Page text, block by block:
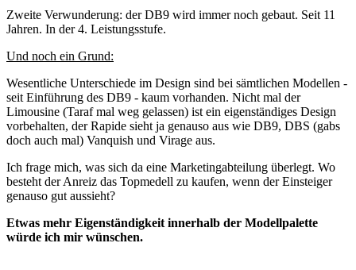
Zweite Verwunderung: der DB9 wird immer noch gebaut. Seit 11
Jahren. In der 4. Leistungsstufe.
Und noch ein Grund:
Wesentliche Unterschiede im Design sind bei sämtlichen Modellen -
seit Einführung des DB9 - kaum vorhanden. Nicht mal der
Limousine (Taraf mal weg gelassen) ist ein eigenständiges Design
vorbehalten, der Rapide sieht ja genauso aus wie DB9, DBS (gabs
doch auch mal) Vanquish und Virage aus.
Ich frage mich, was sich da eine Marketingabteilung überlegt. Wo
besteht der Anreiz das Topmedell zu kaufen, wenn der Einsteiger
genauso gut aussieht?
Etwas mehr Eigenständigkeit innerhalb der Modellpalette
würde ich mir wünschen.